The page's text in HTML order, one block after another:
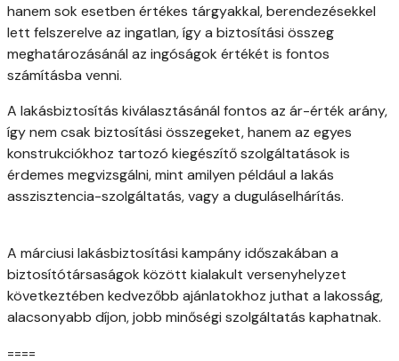
hanem sok esetben értékes tárgyakkal, berendezésekkel
lett felszerelve az ingatlan, így a biztosítási összeg
meghatározásánál az ingóságok értékét is fontos
számításba venni.
A lakásbiztosítás kiválasztásánál fontos az ár-érték arány,
így nem csak biztosítási összegeket, hanem az egyes
konstrukciókhoz tartozó kiegészítő szolgáltatások is
érdemes megvizsgálni, mint amilyen például a lakás
asszisztencia-szolgáltatás, vagy a duguláselhárítás.
A márciusi lakásbiztosítási kampány időszakában a
biztosítótársaságok között kialakult versenyhelyzet
következtében kedvezőbb ajánlatokhoz juthat a lakosság,
alacsonyabb díjon, jobb minőségi szolgáltatás kaphatnak.
====